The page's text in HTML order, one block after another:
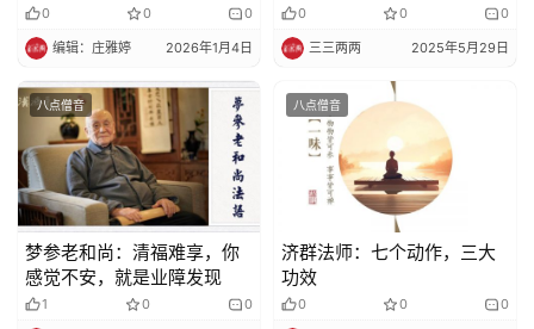
0 0 0
编辑：庄雅婷 2026年1月4日
0 0 0
三三两两 2025年5月29日
八点僧音
梦参老和尚：清福难享，你
感觉不安，就是业障发现
1 0 0
八点僧音
济群法师：七个动作，三大
功效
0 0 0